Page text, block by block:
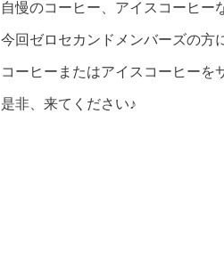
自慢のコーヒー、アイスコーヒー
今回ゼロセカンドメンバーズの方
コーヒーまたはアイスコーヒーを
是非、来てください♪